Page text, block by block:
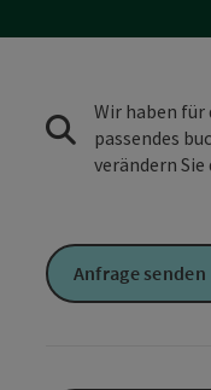
Wir haben für
passendes
verändern
Anfrage senden